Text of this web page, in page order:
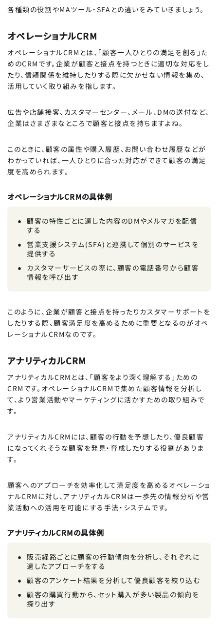
各種類の役割やMAツール・SFAとの違いをみていきましょう。
オペレーショナルCRM
オペレーショナルCRMとは、「顧客一人ひとりの満足を創る」た
めのCRMです。企業が顧客と接点を持つときに適切な対応をし
たり、信頼関係を維持したりする際に欠かせない情報を集め、
活用していく取り組みを指します。
広告や店舗接客、カスタマーセンター、メール、DMの送付など、
企業はさまざまなところで顧客と接点を持ちますよね。
このときに、顧客の属性や購入履歴、お問い合わせ履歴などが
わかっていれば、一人ひとりに合った対応ができて顧客の満足
度を高められます。
オペレーショナルCRMの具体例
顧客の特性ごとに適した内容のDMやメルマガを配信
する
営業支援システム(SFA)と連携して個別のサービスを
提供する
カスタマーサービスの際に、顧客の電話番号から顧客
情報を呼び出す
このように、企業が顧客と接点を持ったりカスタマーサポートを
したりする際、顧客満足度を高めるために重要となるのがオペ
レーショナルCRMなのです。
アナリティカルCRM
アナリティカルCRMとは、「顧客をより深く理解する」ための
CRMです。オペレーショナルCRMで集めた顧客情報を分析し
て、より営業活動やマーケティングに活かすための取り組みで
す。
アナリティカルCRMには、顧客の行動を予想したり、優良顧客
になってくれそうな顧客を発見・育成したりする役割がありま
す。
顧客へのアプローチを効率化して満足度を高めるオペレーショ
ナルCRMに対し、アナリティカルCRMは一歩先の情報分析や営
業活動への活用を可能にする手法・システムです。
アナリティカルCRMの具体例
販売経路ごとに顧客の行動傾向を分析し、それぞれに
適したアプローチをする
顧客のアンケート結果を分析して優良顧客を絞り込む
顧客の購買行動から、セット購入が多い製品の傾向を
探り出す